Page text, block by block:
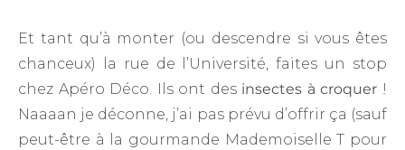
Et tant qu’à monter (ou descendre si vous êtes
chanceux) la rue de l’Université, faites un stop
chez Apéro Déco. Ils ont des insectes à croquer !
Naaaan je déconne, j’ai pas prévu d’offrir ça (sauf
peut-être à la gourmande Mademoiselle T pour